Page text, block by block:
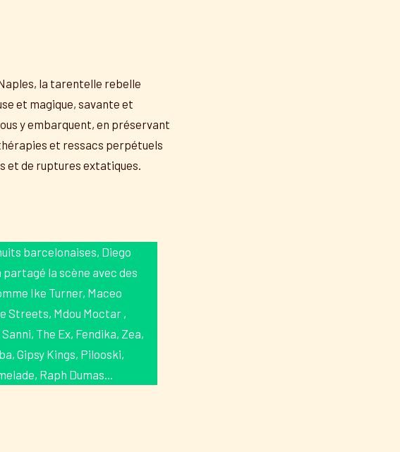
la tarentelle rebelle
et magique, savante et
y embarquent, en préservant
et ressacs perpétuels
et de ruptures extatiques.
barcelonaises, Diego
partagé la scène avec des
Ike Turner, Maceo
Streets, Mdou Moctar ,
The Ex, Fendika, Zea,
Gipsy Kings, Pilooski,
Raph Dumas…